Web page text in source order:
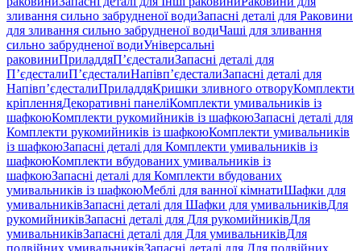
зливання сильно забрудненої водиЗапасні деталі для Раковини
для зливання сильно забрудненої водиЧаші для зливання
сильно забрудненої водиУніверсальні
раковиниПриладдяП’єдесталиЗапасні деталі для
П’єдесталиП’єдесталиНапівп’єдесталиЗапасні деталі для
Напівп’єдесталиПриладдяКришки зливного отворуКомплекти
кріпленняДекоративні панеліКомплекти умивальників із
шафкоюКомплекти рукомийників із шафкоюЗапасні деталі для
Комплекти рукомийників із шафкоюКомплекти умивальників
із шафкоюЗапасні деталі для Комплекти умивальників із
шафкоюКомплекти вбудованих умивальників із
шафкоюЗапасні деталі для Комплекти вбудованих
умивальників із шафкоюМеблі для ванної кімнатиШафки для
умивальниківЗапасні деталі для Шафки для умивальниківДля
рукомийниківЗапасні деталі для Для рукомийниківДля
умивальниківЗапасні деталі для Для умивальниківДля
подвійних умивальниківЗапасні деталі для Для подвійних